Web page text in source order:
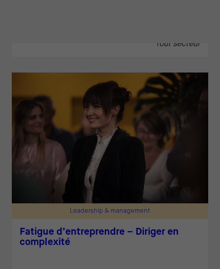
Tout secteur
Leadership & management
Fatigue d’entreprendre – Diriger en
complexité